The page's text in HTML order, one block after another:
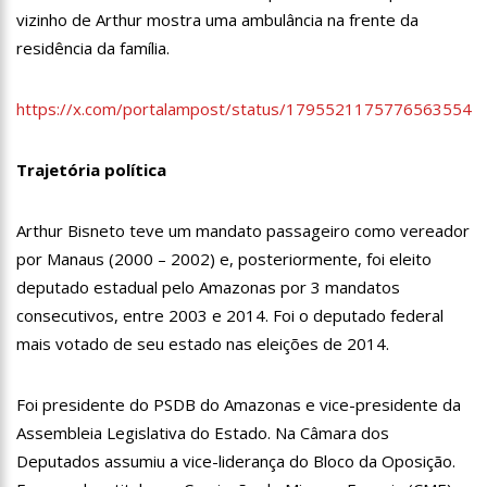
13:06 Anna Carolina Jatobá pode ir para o regime aberto; veja
12:51 Modelo e jornalista falece após complicações durante
12:31 Suspeito de matar menina de 2 anos no AM é preso
feridos
12:06 Petrobras reduz preços de querosene de aviação
11:57 Mais Médicos tem cerca de 34 mil profissionais inscritos
Jovens matam mulher para vender os seus olhos por cerca
16:18 Ator de ‘Mulheres Apaixonadas’ expõe mensagens sem
respostas de Bruna Marquezine
16:13 Macabro: tia confessa ter esp4ncado sobrinha de 2 anos até
a m0rte no Amazonas; veja vídeo
vizinho de Arthur mostra uma ambulância na frente da
residência da família.
https://x.com/portalampost/status/1795521175776563554
Trajetória política
Arthur Bisneto teve um mandato passageiro como vereador
por Manaus (2000 – 2002) e, posteriormente, foi eleito
deputado estadual pelo Amazonas por 3 mandatos
consecutivos, entre 2003 e 2014. Foi o deputado federal
mais votado de seu estado nas eleições de 2014.
Foi presidente do PSDB do Amazonas e vice-presidente da
Assembleia Legislativa do Estado. Na Câmara dos
Deputados assumiu a vice-liderança do Bloco da Oposição.